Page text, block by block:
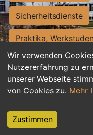
Wir verwenden
Nutzererfahrung zu
unserer Webseite
von Cookies zu. Mehr
Zustimmen
Sicherheitsdienste
Praktika,
Personalwesen
Hilfskräfte, Aushilfs-
Weiterbildung,